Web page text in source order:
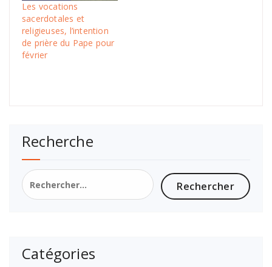
Les vocations
sacerdotales et
religieuses, l’intention
de prière du Pape pour
février
Recherche
Catégories